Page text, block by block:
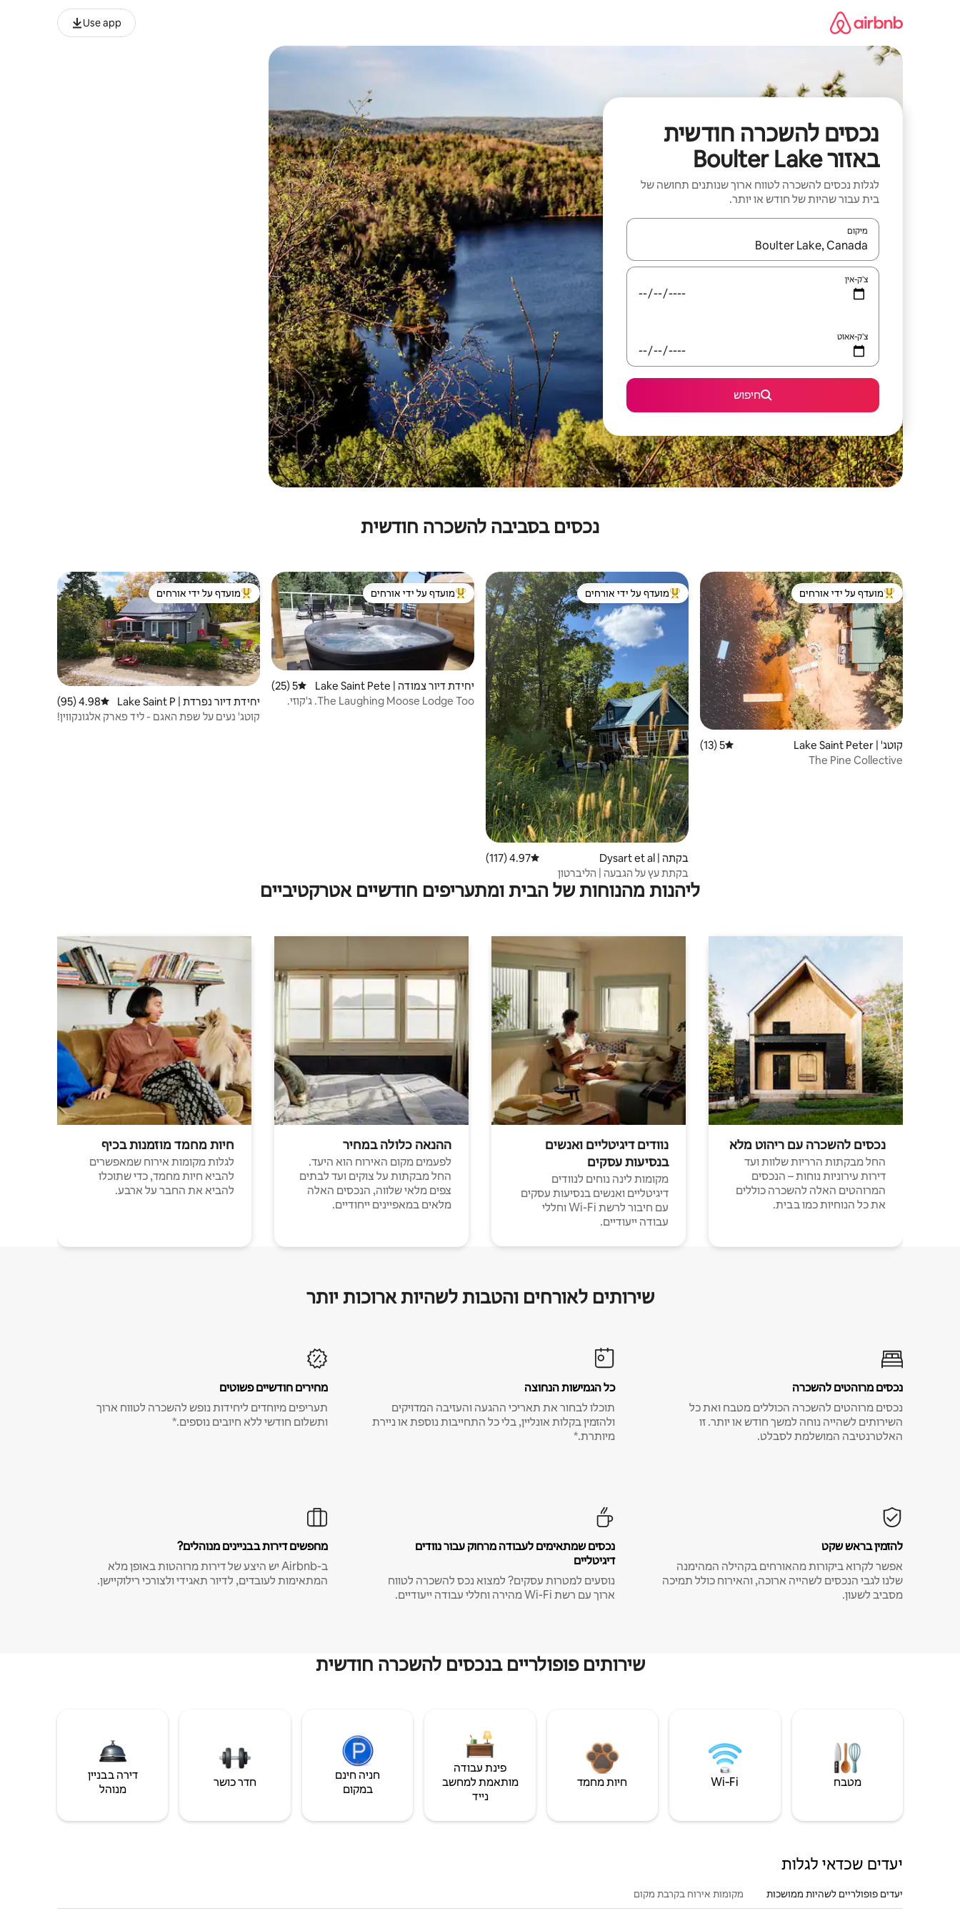
Use app
נכסים להשכרה חודשית
באזור Boulter Lake
לגלות נכסים להשכרה לטווח ארוך שנותנים תחושה של
בית עבור שהיות של חודש או יותר.
מיקום
כאשר התוצאות יהיו זמינות, יש לנווט עם מקשי החיצים למעלה ולמטה או לעיין בעזרת תנועות מגע או החלקה.
צ'ק-אין
צ'ק-אאוט
חיפוש
נכסים בסביבה להשכרה חודשית
מוביל בקרב נכסים מועדפים על ידי אורחים
מועדף על ידי אורחים
קוטג' | Lake Saint Peter דירוג ממוצע של 5 מתוך 5, 13 ביקורות
5 (13)
The Pine Collective
מוביל בקרב נכסים מועדפים על ידי אורחים
מועדף על ידי אורחים
בקתה | Dysart et al דירוג ממוצע של 4.97 מתוך 5, 117 ביקורות
4.97 (117)
בקתת עץ על הגבעה | הליברטון
מוביל בקרב נכסים מועדפים על ידי אורחים
מועדף על ידי אורחים
יחידת דיור צמודה | Lake Saint Pete
r
דירוג ממוצע של 5 מתוך 5, 25 ביקורות
5 (25)
The Laughing Moose Lodge Too. ג'קוזי.
מוביל בקרב נכסים מועדפים על ידי אורחים
מועדף על ידי אורחים
יחידת דיור נפרדת | Lake Saint P
eter
דירוג ממוצע של 4.98 מתוך 5, 95 ביקורות
4.98 (95)
קוטג' נעים על שפת האגם - ליד פארק אלגונקווין!
ליהנות מהנוחות של הבית ומתעריפים חודשיים אטרקטיביים
נכסים להשכרה עם ריהוט מלא
החל מבקתות הרריות שלוות ועד
דירות עירוניות נוחות – הנכסים
המרוהטים האלה להשכרה כוללים
את כל הנוחיות כמו בבית.
נוודים דיגיטליים ואנשים
בנסיעות עסקים
מקומות לינה נוחים לנוודים
דיגיטליים ואנשים בנסיעות עסקים
עם חיבור לרשת Wi-Fi וחללי
עבודה ייעודיים.
ההנאה כלולה במחיר
לפעמים מקום האירוח הוא היעד.
החל מבקתות על צוקים ועד לבתים
צפים מלאי שלווה, הנכסים האלה
מלאים במאפיינים ייחודיים.
חיות מחמד מוזמנות בכיף
לגלות מקומות אירוח שמאפשרים
להביא חיות מחמד, כדי שתוכלו
להביא את החבר על ארבע.
שירותים לאורחים והטבות לשהיות ארוכות יותר
נכסים מרוהטים להשכרה
נכסים מרוהטים להשכרה הכוללים מטבח ואת כל
השירותים לשהייה נוחה למשך חודש או יותר. זו
האלטרנטיבה המושלמת לסבלט.
כל הגמישות הנחוצה
תוכלו לבחור את תאריכי ההגעה והעזיבה המדויקים
ולהזמין בקלות אונליין, בלי כל התחייבות נוספת או ניירת
מיותרת.*
מחירים חודשיים פשוטים
תעריפים מיוחדים ליחידות נופש להשכרה לטווח ארוך
ותשלום חודשי ללא חיובים נוספים.*
להזמין בראש שקט
אפשר לקרוא ביקורות מהאורחים בקהילה המהימנה
שלנו לגבי הנכסים לשהייה ארוכה, והאירוח כולל תמיכה
מסביב לשעון.
נכסים שמתאימים לעבודה מרחוק עבור נוודים
דיגיטליים
נוסעים למטרות עסקים? למצוא נכס להשכרה לטווח
ארוך עם רשת Wi-Fi מהירה וחללי עבודה ייעודיים.
מחפשים דירות בבניינים מנוהלים?
ב-Airbnb יש היצע של דירות מרוהטות באופן מלא
המתאימות לעובדים, לדיור תאגידי ולצורכי רילוקיישן.
שירותים פופולריים בנכסים להשכרה חודשית
מטבח Wi‑Fi חיות מחמד
פינת עבודה
מותאמת למחשב
נייד
חניה חינם
במקום
חדר כושר
דירה בבניין
מנוהל
יעדים שכדאי לגלות
יעדים פופולריים לשהיות ממושכות מקומות אירוח בקרבת מקום